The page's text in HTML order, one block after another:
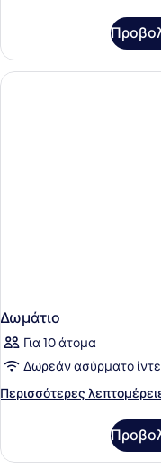
Μεζονέτα,
Θέα
στη
Δωμάτιο
Για 10 άτομα
Δωρεάν ασύρματο
Περισσότερες
Περισσότερες